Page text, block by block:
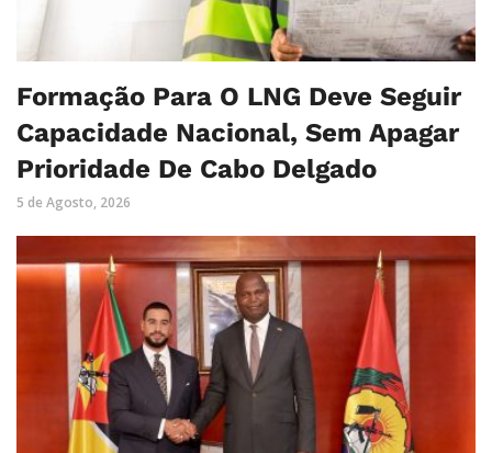
Formação Para O LNG Deve Seguir
Capacidade Nacional, Sem Apagar
Prioridade De Cabo Delgado
5 de Agosto, 2026